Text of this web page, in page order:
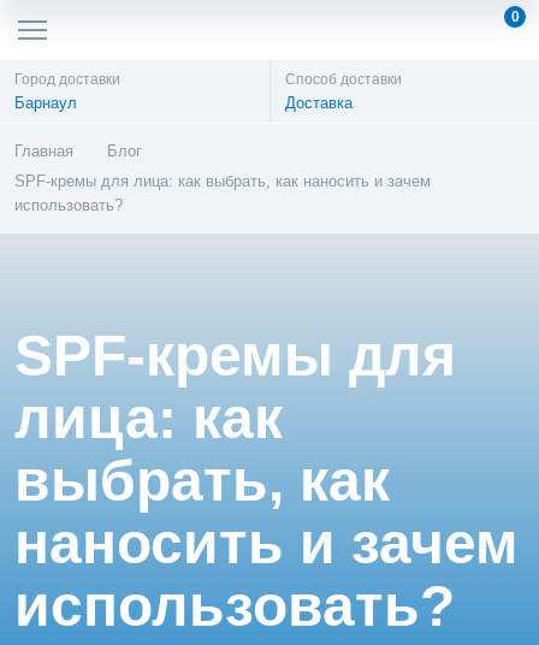
0
Город доставки
Барнаул
Способ доставки
Доставка
Главная
Блог
SPF-кремы для лица: как выбрать, как наносить и зачем
использовать?
SPF-кремы для
лица: как
выбрать, как
наносить и зачем
использовать?